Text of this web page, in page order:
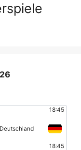
18:45
Deutschland
18:45